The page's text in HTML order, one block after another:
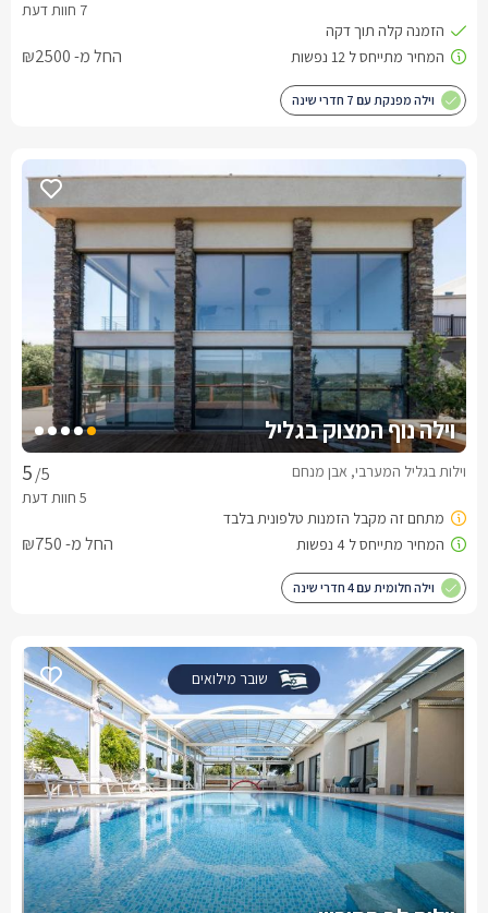
החל מ- ₪2500
וילה מפנקת עם 7 חדרי שינה
וילה נוף המצוק בגליל
/5 וילות בגליל המערבי, אבן מנחם
החל מ- ₪750
וילה חלומית עם 4 חדרי שינה
שובר מילואים